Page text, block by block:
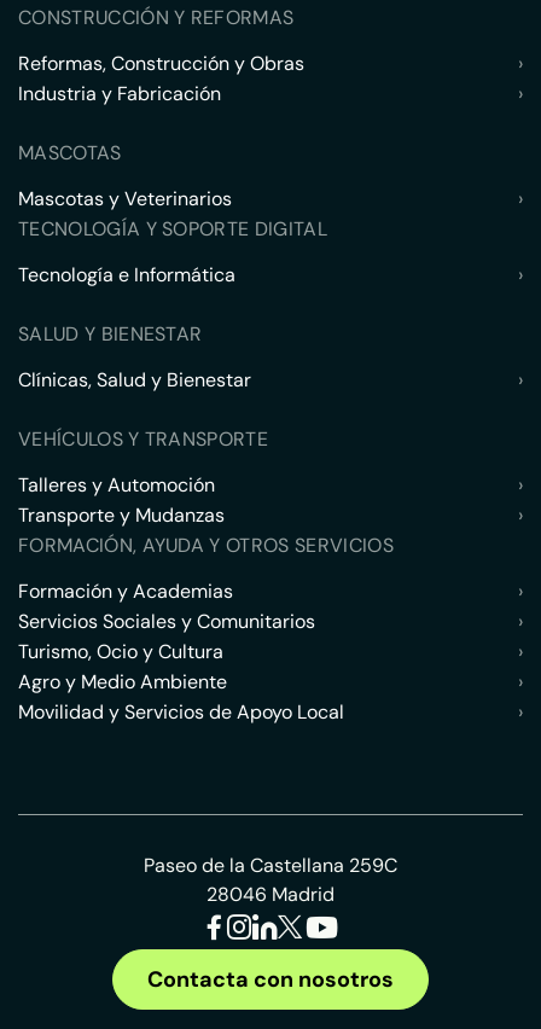
CONSTRUCCIÓN Y REFORMAS
Reformas, Construcción y Obras
›
Industria y Fabricación
›
MASCOTAS
Mascotas y Veterinarios
›
TECNOLOGÍA Y SOPORTE DIGITAL
Tecnología e Informática
›
SALUD Y BIENESTAR
Clínicas, Salud y Bienestar
›
VEHÍCULOS Y TRANSPORTE
Talleres y Automoción
›
Transporte y Mudanzas
›
FORMACIÓN, AYUDA Y OTROS SERVICIOS
Formación y Academias
›
Servicios Sociales y Comunitarios
›
Turismo, Ocio y Cultura
›
Agro y Medio Ambiente
›
Movilidad y Servicios de Apoyo Local
›
Paseo de la Castellana 259C
28046 Madrid
Contacta con nosotros